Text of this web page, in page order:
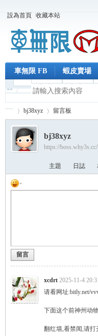
設為首頁 收藏本站
車無限 FB 蝦皮賣場
›
bj38xyz 留言板
bj38xyz
https://
主題 日誌
留言
xcdrt 2025-11-4
请看网址:bitly.net/
下面这个前神州动
翻红墙,看禁闻,请打